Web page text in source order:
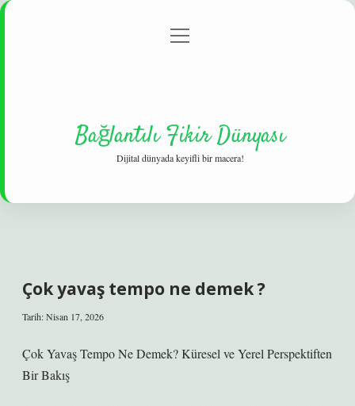
Gizlilik Politikası
menüyü
Bağlantılı Fikir Dünyası
Dijital dünyada keyifli bir macera!
Çok yavaş tempo ne demek ?
Tarih: Nisan 17, 2026
Çok Yavaş Tempo Ne Demek? Küresel ve Yerel Perspektiften
Bir Bakış